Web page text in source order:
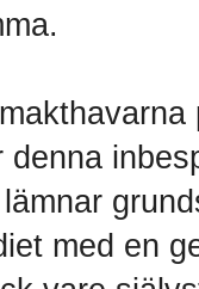
denna
med en